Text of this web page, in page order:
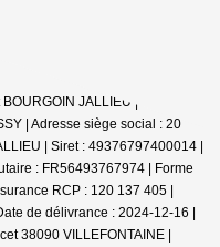
JALLIEU | Raison
| Adresse siège social : 20
| Siret : 49376797400014 |
: FR56493767974 | Forme
RCP : 120 137 405 |
de délivrance : 2024-12-16 |
38090 VILLEFONTAINE |